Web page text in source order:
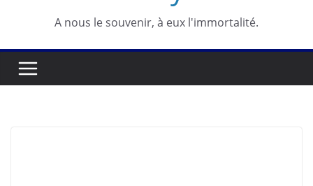
A nous le souvenir, à eux l'immortalité.